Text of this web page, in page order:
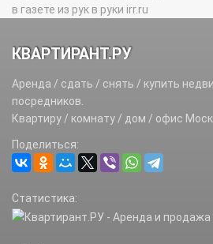
в газете из рук в руки irr.ru
КВАРТИРАНТ.РУ
Аренда / сдать / снять / купить
посредников.
Квартиру / комнату / дом / офис
Поделиться:
Статистика: